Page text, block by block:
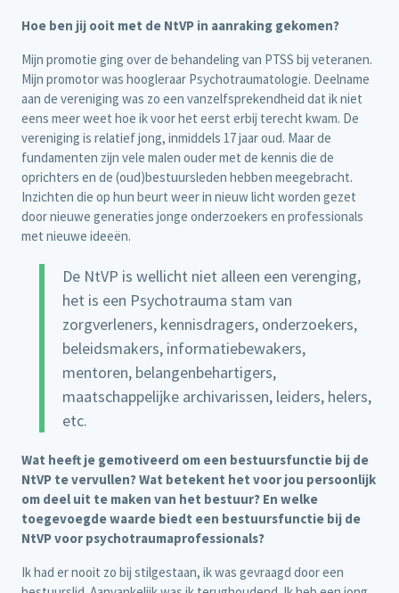
Hoe ben jij ooit met de NtVP in aanraking gekomen?
Mijn promotie ging over de behandeling van PTSS bij veteranen.
Mijn promotor was hoogleraar Psychotraumatologie. Deelname
aan de vereniging was zo een vanzelfsprekendheid dat ik niet
eens meer weet hoe ik voor het eerst erbij terecht kwam. De
vereniging is relatief jong, inmiddels 17 jaar oud. Maar de
fundamenten zijn vele malen ouder met de kennis die de
oprichters en de (oud)bestuursleden hebben meegebracht.
Inzichten die op hun beurt weer in nieuw licht worden gezet
door nieuwe generaties jonge onderzoekers en professionals
met nieuwe ideeën.
De NtVP is wellicht niet alleen een verenging,
het is een Psychotrauma stam van
zorgverleners, kennisdragers, onderzoekers,
beleidsmakers, informatiebewakers,
mentoren, belangenbehartigers,
maatschappelijke archivarissen, leiders, helers,
etc.
Wat heeft je gemotiveerd om een bestuursfunctie bij de
NtVP te vervullen? Wat betekent het voor jou persoonlijk
om deel uit te maken van het bestuur? En welke
toegevoegde waarde biedt een bestuursfunctie bij de
NtVP voor psychotraumaprofessionals?
Ik had er nooit zo bij stilgestaan, ik was gevraagd door een